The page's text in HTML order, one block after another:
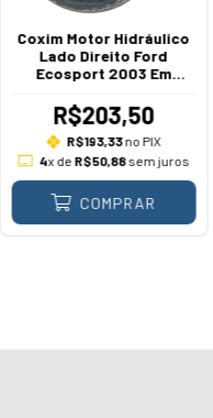
Coxim Motor Hidráulico
Lado Direito Ford
Ecosport 2003 Em
Diante
R$203,50
R$193,33no PIX
4x de R$50,88sem juros
COMPRAR